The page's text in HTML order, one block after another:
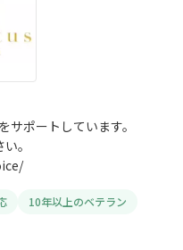
ポートしています。
。
10年以上のベテラン